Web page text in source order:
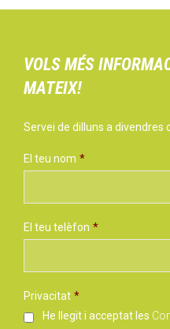
VOLS MÉS
MATEIX!
Servei de dilluns a divendres
El teu nom *
El teu telèfon *
Privacitat *
He llegit i acceptat les